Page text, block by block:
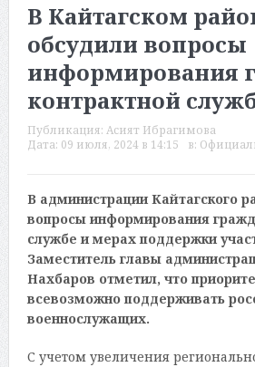
В Кайтагском
обсудили вопросы
информирования
контрактной
Публикация: Асият Ибрагимова
Дата: 09 июля, 2024 в 14:15 в:
В администрации Кайтагского
вопросы информирования
службе и мерах поддержки
Заместитель главы
Нахбаров отметил, что
всевозможно поддерживать
военнослужащих.
С учетом увеличения